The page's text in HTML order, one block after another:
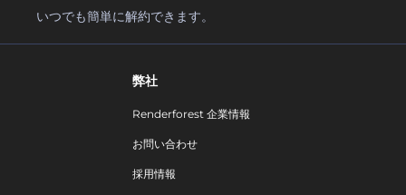
いつでも簡単に解約できます。
弊社
Renderforest 企業情報
お問い合わせ
採用情報